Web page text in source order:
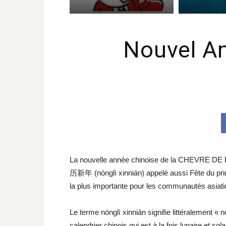
Nouvel
La nouvelle année chinoise de la CHEVRE
历新年 (nónglì xinnián) appelé aussi Fête du
la plus importante pour les communautés
Le terme nónglì xinnián signifie littéralement «